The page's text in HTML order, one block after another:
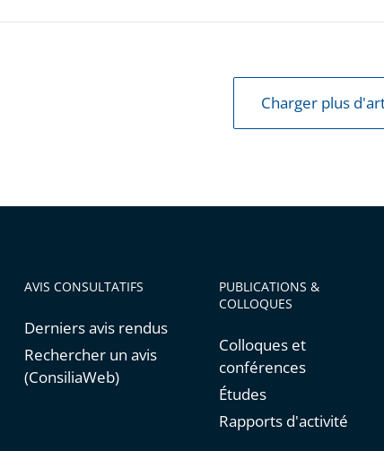
Charger plus
AVIS CONSULTATIFS
Derniers avis rendus
Rechercher un avis
(ConsiliaWeb)
PUBLICATIONS &
COLLOQUES
Colloques et
conférences
Études
Rapports d'activité